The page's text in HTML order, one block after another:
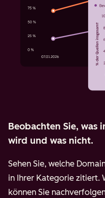
Beobachten Sie,
wird und was nicht.
Sehen Sie, welche
in Ihrer Kategorie zitiert.
können Sie